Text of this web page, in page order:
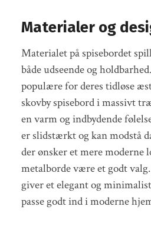
Materialer og
Materialet på spisebordet
både udseende og
populære for deres tidløse
skovby spisebord i massivt
en varm og indbydende
er slidstærkt og kan modstå
der ønsker et mere moderne
metalborde være et godt
giver et elegant og
passe godt ind i moderne